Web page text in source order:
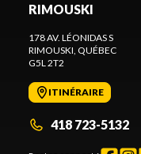
RIMOUSKI
178 AV. LÉONIDAS S
RIMOUSKI , QUÉBEC
G5L 2T2
ITINÉRAIRE
418 723-5132